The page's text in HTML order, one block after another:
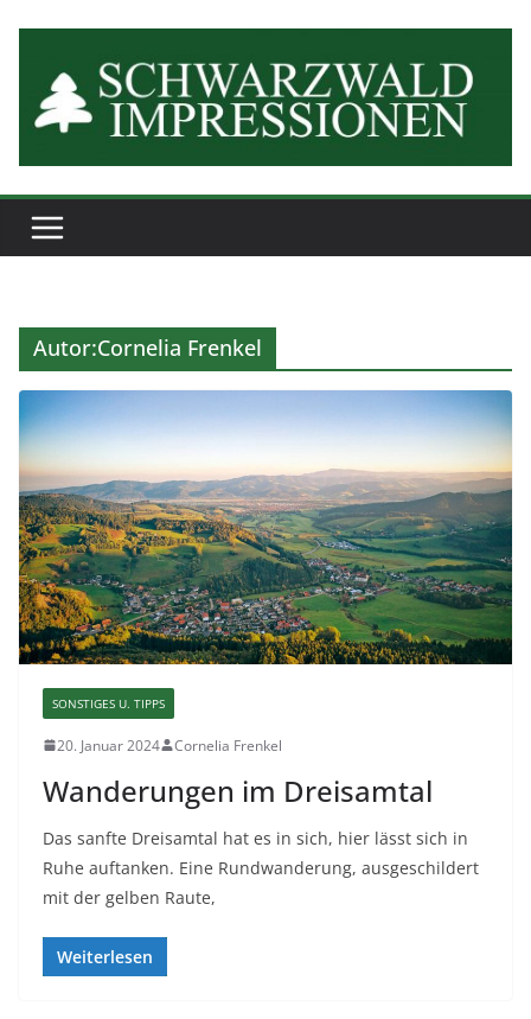
springen
Autor:Cornelia Frenkel
SONSTIGES U. TIPPS
20. Januar 2024 Cornelia Frenkel
Wanderungen im Dreisamtal
Das sanfte Dreisamtal hat es in sich, hier lässt sich in
Ruhe auftanken. Eine Rundwanderung, ausgeschildert
mit der gelben Raute,
Weiterlesen